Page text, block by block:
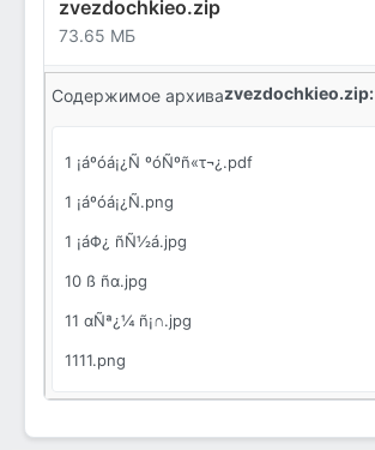
zvezdochkieo.zip
73.65 МБ
Содержимое архиваzvezdochkieo.zip:
1 ¡áºóá¡¿Ñ ºóÑºñ«τ¬¿.pdf
1 ¡áºóá¡¿Ñ.png
1 ¡áΦ¿ ñÑ½á.jpg
10 ß ñα.jpg
11 αÑª¿¼ ñ¡∩.jpg
1111.png
12 »πßΓ«⌐.jpg
13 ¿¡Σ«α¼áµ¿∩.jpg